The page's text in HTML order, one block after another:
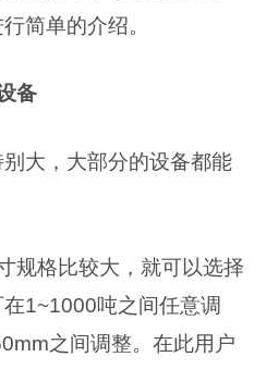
简单的介绍。
备
大，大部分的设备都能
规格比较大，就可以选择
1~1000吨之间任意调
之间调整。在此用户